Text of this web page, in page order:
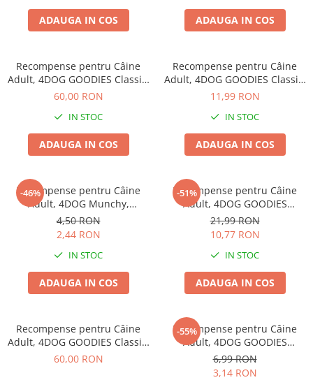
Haine Câini
Zgărzi & Hamuri
ADAUGA IN COS ADAUGA IN COS
Recompense pentru Câine
Adult, 4DOG GOODIES Classic,
Dumbbells cu Pui, 1kg
60,00 RON
IN STOC
ADAUGA IN COS
Recompense pentru Câine
Adult, 4DOG GOODIES Classic,
Sticks cu Rață, 100g
11,99 RON
IN STOC
ADAUGA IN COS
-46%
Recompense pentru Câine
Adult, 4DOG Munchy,
Batoane, Vită, 12.5cm, 10
bucăți
4,50 RON
2,44 RON
IN STOC
ADAUGA IN COS
-51%
Recompense pentru Câine
Adult, 4DOG GOODIES
Trainer, Miel și Orez, 500g
21,99 RON
10,77 RON
IN STOC
ADAUGA IN COS
Recompense pentru Câine
Adult, 4DOG GOODIES Classic,
Copan de Pui, 1kg
60,00 RON
-55%
Recompense pentru Câine
Adult, 4DOG GOODIES
Trainer, Vită, 150g
6,99 RON
3,14 RON